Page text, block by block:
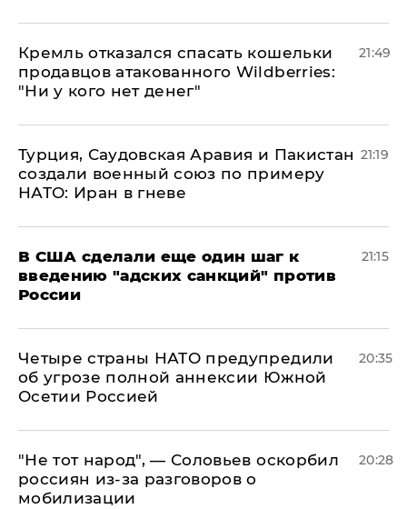
Кремль отказался спасать кошельки
продавцов атакованного Wildberries:
"Ни у кого нет денег"
21:49
Турция, Саудовская Аравия и Пакистан
создали военный союз по примеру
НАТО: Иран в гневе
21:19
В США сделали еще один шаг к
введению "адских санкций" против
России
21:15
Четыре страны НАТО предупредили
об угрозе полной аннексии Южной
Осетии Россией
20:35
​"Не тот народ", — Соловьев оскорбил
россиян из-за разговоров о
мобилизации
20:28